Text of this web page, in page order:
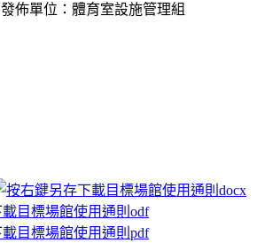
發佈單位：體育室設施管理組